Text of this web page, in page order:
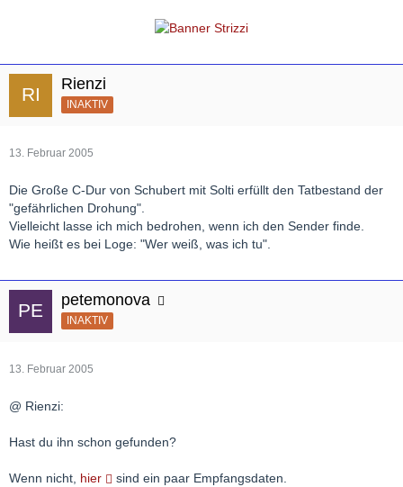
Rienzi
INAKTIV
13. Februar 2005
Die Große C-Dur von Schubert mit Solti erfüllt den Tatbestand der
"gefährlichen Drohung".
Vielleicht lasse ich mich bedrohen, wenn ich den Sender finde.
Wie heißt es bei Loge: "Wer weiß, was ich tu".
petemonova
INAKTIV
13. Februar 2005
@ Rienzi:
Hast du ihn schon gefunden?
Wenn nicht, hier
sind ein paar Empfangsdaten.